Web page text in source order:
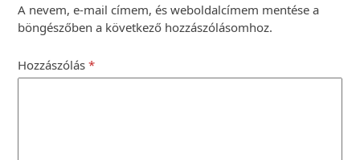
A nevem, e-mail címem, és weboldalcímem mentése a
böngészőben a következő hozzászólásomhoz.
Hozzászólás*